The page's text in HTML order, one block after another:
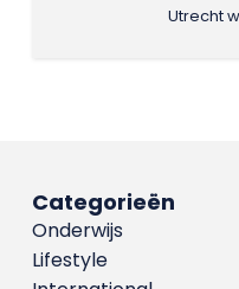
Utrecht
Categorieën
Onderwijs
Lifestyle